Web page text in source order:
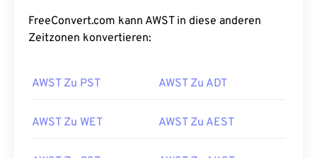
FreeConvert.com kann AWST in diese anderen
Zeitzonen konvertieren:
AWST Zu PST AWST Zu ADT
AWST Zu WET AWST Zu AEST